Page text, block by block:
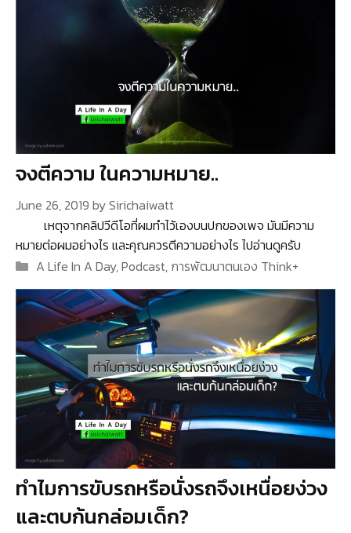
จงตีความ ในความหมาย..
June 26, 2019 bySirichaiwatt
เหตุจากคลิปวีดีโอที่ผมทำไว้เองบนปกของเพจ มันมีความ
หมายต่อผมอย่างไร และคุณควรตีความอย่างไร ไปอ่านดูครับ
Categories
A Life In A Day,Podcast, การพัฒนาตนเอง Think+
ทำไมการขับรถหรือนั่งรถจึงเหนื่อยง่วง
และตบก้นกล่อมเด็ก?